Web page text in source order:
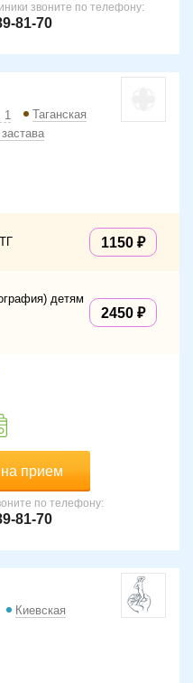
звоните по телефону:
81-70
1
Таганская
1150
детям
2450
прием
по телефону:
81-70
Киевская